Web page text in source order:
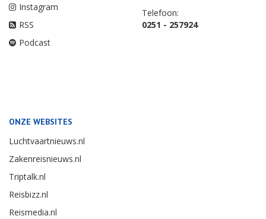
Instagram
RSS
Podcast
Telefoon:
0251 - 257924
ONZE WEBSITES
Luchtvaartnieuws.nl
Zakenreisnieuws.nl
Triptalk.nl
Reisbizz.nl
Reismedia.nl